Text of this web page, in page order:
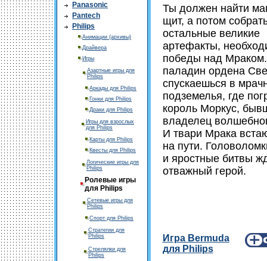
Panasonic
Pantech
Philips
Анимации (архивы)
Драйвера
Игры
Азартные игры для
Philips
Аркады для Philips
Гонки для Philips
Драки для Philips
Игры для взрослых
для Philips
Карты для Philips
Квесты для Philips
Логические игры для
Philips
Ролевые игры
для Philips
Сетевые игры для
Philips
Спорт для Philips
Стратегии для
Philips
Стрелялки для
Philips
Ты должен найти
щит, а потом
остальные великие
артефакты,
победы над
паладин ордена
спускаешься в
подземелья, где
король Моркус,
владелец
И твари Мрака
на пути.
и яростные битвы
отважный герой.
Игра Bermuda
для Philips